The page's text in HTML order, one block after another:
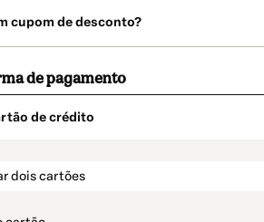
cupom de desconto?
de pagamento
de crédito
dois cartões